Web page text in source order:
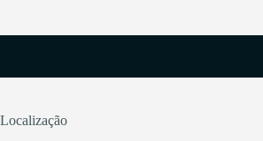
Localização